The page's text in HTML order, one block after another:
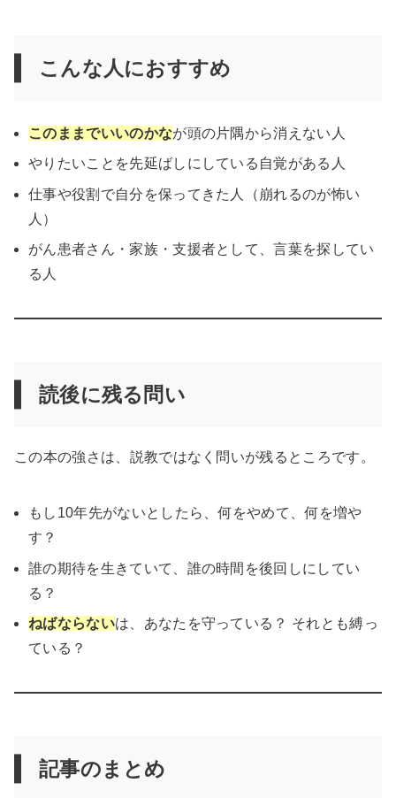
こんな人におすすめ
このままでいいのかなが頭の片隅から消えない人
やりたいことを先延ばしにしている自覚がある人
仕事や役割で自分を保ってきた人（崩れるのが怖い
人）
がん患者さん・家族・支援者として、言葉を探してい
る人
読後に残る問い
この本の強さは、説教ではなく問いが残るところです。
もし10年先がないとしたら、何をやめて、何を増や
す？
誰の期待を生きていて、誰の時間を後回しにしてい
る？
ねばならないは、あなたを守っている？ それとも縛っ
ている？
記事のまとめ